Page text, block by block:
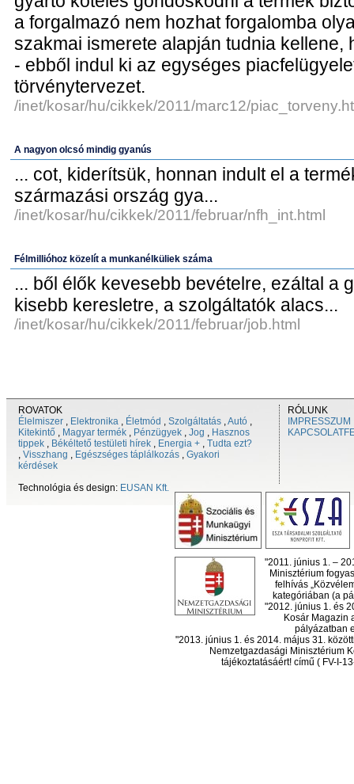
a forgalmazó nem hozhat forgalomba
szakmai ismerete alapján tudnia kellene,
- ebből indul ki az egységes
törvénytervezet.
/inet/kosar/hu/cikkek/2011/marc12/
A nagyon olcsó mindig gyanús
... cot, kiderítsük, honnan indult el a
származási ország gya...
/inet/kosar/hu/cikkek/2011/februar/nfh_int.html
Félmillióhoz közelít a munkanélküliek száma
... ből élők kevesebb bevételre, ezáltal a
kisebb keresletre, a szolgáltatók alacs...
/inet/kosar/hu/cikkek/2011/februar/job.html
ROVATOK
Élelmiszer , Elektronika , Életmód , Szolgáltatás ,Autó ,
Kitekintő , Magyar termék , Pénzügyek , Jog , Hasznos
tippek , Békéltető testületi hírek , Energia + , Tudta ezt?
, Visszhang , Egészséges táplálkozás , Gyakori
kérdések
Technológia és design: EUSAN Kft.
RÓLUNK
IMPRESSZUM
"2011. június 1. –
Minisztérium
felhívás
kategóriában (a
"2012. június 1. és
Kosár Magazin
pályázatban
"2013. június 1. és 2014. május 31.
Nemzetgazdasági Minisztérium
tájékoztatásáért! című ( FV-I-